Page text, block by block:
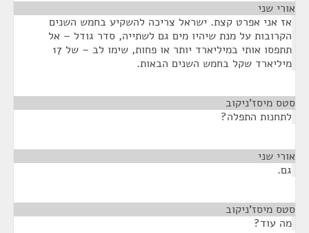
אורי שני
אז אני אפרט קצת. ישראל צריכה להשקיע בחמש השנים
הקרובות על מנת שיהיו מים גם לשתייה, סדר גודל – אל
תתפסו אותי במיליארד יותר או פחות, שימו לב – של 17
מיליארד שקל בחמש השנים הבאות.
סטס מיסז'ניקוב
לתחנות התפלה?
אורי שני
גם.
סטס מיסז'ניקוב
מה עוד?